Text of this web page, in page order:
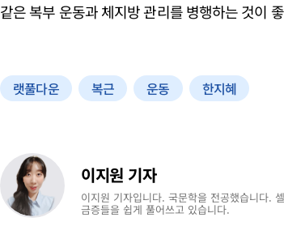
같은 복부 운동과 체지방 관리를 병행하는 것이
랫풀다운 복근 운동 한지혜
이지원 기자
이지원 기자입니다. 국문학을 전공했습니다.
금증들을 쉽게 풀어쓰고 있습니다.